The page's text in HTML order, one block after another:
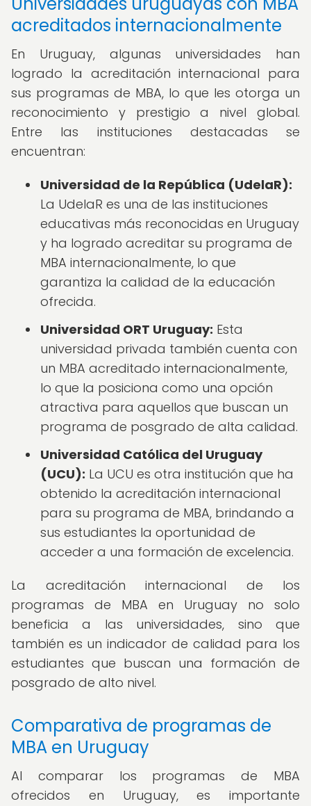
acreditados internacionalmente
En Uruguay, algunas universidades han
logrado la acreditación internacional para
sus programas de MBA, lo que les otorga un
reconocimiento y prestigio a nivel global.
Entre las instituciones destacadas se
encuentran:
Universidad de la República (UdelaR):
La UdelaR es una de las instituciones
educativas más reconocidas en Uruguay
y ha logrado acreditar su programa de
MBA internacionalmente, lo que
garantiza la calidad de la educación
ofrecida.
Universidad ORT Uruguay: Esta
universidad privada también cuenta con
un MBA acreditado internacionalmente,
lo que la posiciona como una opción
atractiva para aquellos que buscan un
programa de posgrado de alta calidad.
Universidad Católica del Uruguay
(UCU): La UCU es otra institución que ha
obtenido la acreditación internacional
para su programa de MBA, brindando a
sus estudiantes la oportunidad de
acceder a una formación de excelencia.
La acreditación internacional de los
programas de MBA en Uruguay no solo
beneficia a las universidades, sino que
también es un indicador de calidad para los
estudiantes que buscan una formación de
posgrado de alto nivel.
Comparativa de programas de
MBA en Uruguay
Al comparar los programas de MBA
ofrecidos en Uruguay, es importante